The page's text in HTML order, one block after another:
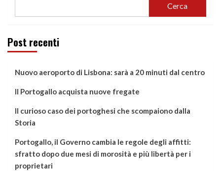
Cerca
Post recenti
Nuovo aeroporto di Lisbona: sarà a 20 minuti dal centro
Il Portogallo acquista nuove fregate
Il curioso caso dei portoghesi che scompaiono dalla
Storia
Portogallo, il Governo cambia le regole degli affitti:
sfratto dopo due mesi di morosità e più libertà per i
proprietari